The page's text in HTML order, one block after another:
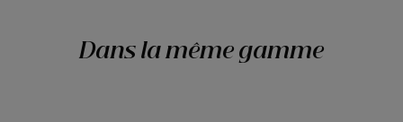
Dans la même gamme